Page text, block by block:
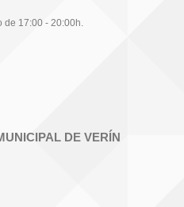
de 17:00 - 20:00h.
DE VERÍN